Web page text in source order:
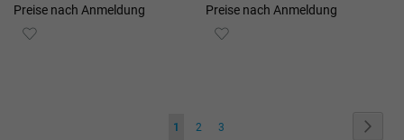
Preise nach Anmeldung
ZUR
Preise nach Anmeldung
ZUR
Seite
Sie
1 Seite
2 Seite
3